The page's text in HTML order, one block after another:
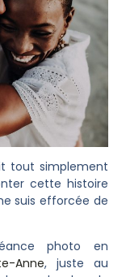
tout simplement
cette histoire
suis efforcée de
photo en
Anne, juste au